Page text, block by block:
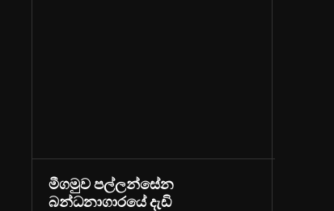
මීගමුව පල්ලන්සේන
බන්ධනාගාරයේ දැඩි